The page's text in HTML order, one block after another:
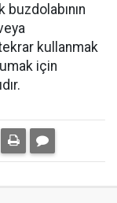
buzdolabının
kullanmak
için